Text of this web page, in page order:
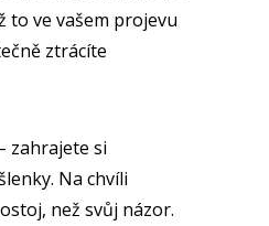
to ve vašem projevu
ztrácíte
zahrajete si
Na chvíli
než svůj názor.